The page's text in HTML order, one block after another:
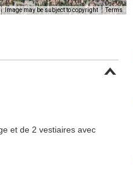
Image may be subject to copyright Terms
et de 2 vestiaires avec